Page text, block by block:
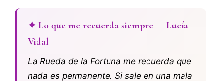
✦ Lo que me recuerda siempre — Lucía
Vidal
La Rueda de la Fortuna me recuerda que
nada es permanente. Si sale en una mala